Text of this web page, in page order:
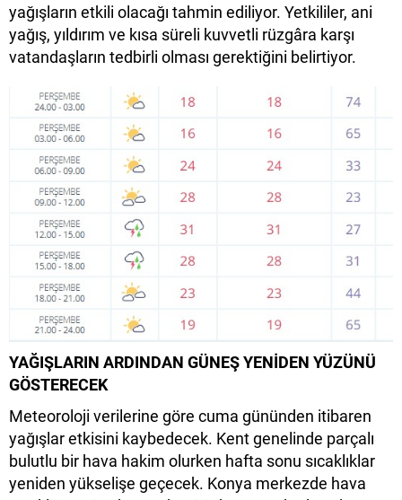
yağışların etkili olacağı tahmin ediliyor. Yetkililer, ani
yağış, yıldırım ve kısa süreli kuvvetli rüzgâra karşı
vatandaşların tedbirli olması gerektiğini belirtiyor.
YAĞIŞLARIN ARDINDAN GÜNEŞ YENİDEN YÜZÜNÜ
GÖSTERECEK
Meteoroloji verilerine göre cuma gününden itibaren
yağışlar etkisini kaybedecek. Kent genelinde parçalı
bulutlu bir hava hakim olurken hafta sonu sıcaklıklar
yeniden yükselişe geçecek. Konya merkezde hava